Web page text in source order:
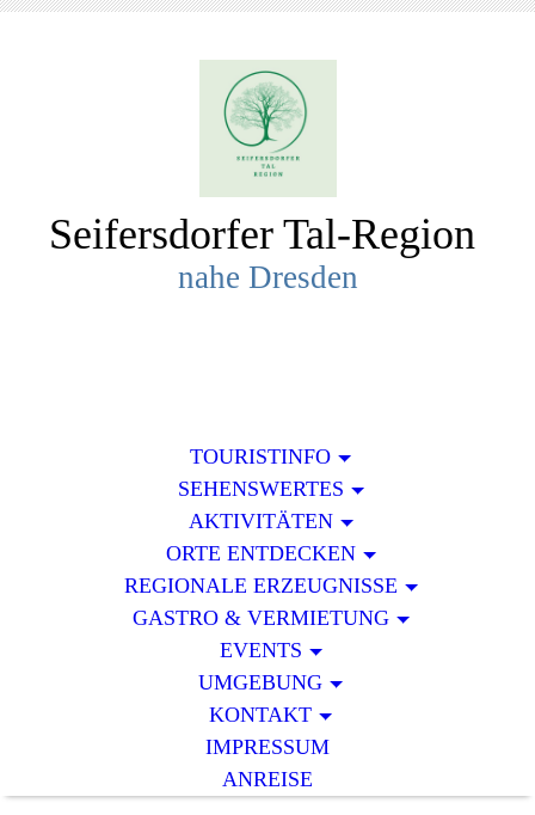
Seifersdorfer Tal-Region
nahe Dresden
TOURISTINFO
SEHENSWERTES
AKTIVITÄTEN
ORTE ENTDECKEN
REGIONALE ERZEUGNISSE
GASTRO & VERMIETUNG
EVENTS
UMGEBUNG
KONTAKT
IMPRESSUM
ANREISE